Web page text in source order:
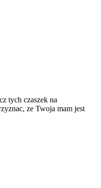
tych czaszek na
ze Twoja mam jest